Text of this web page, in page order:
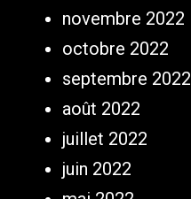
novembre 2022
octobre 2022
septembre 2022
août 2022
juillet 2022
juin 2022